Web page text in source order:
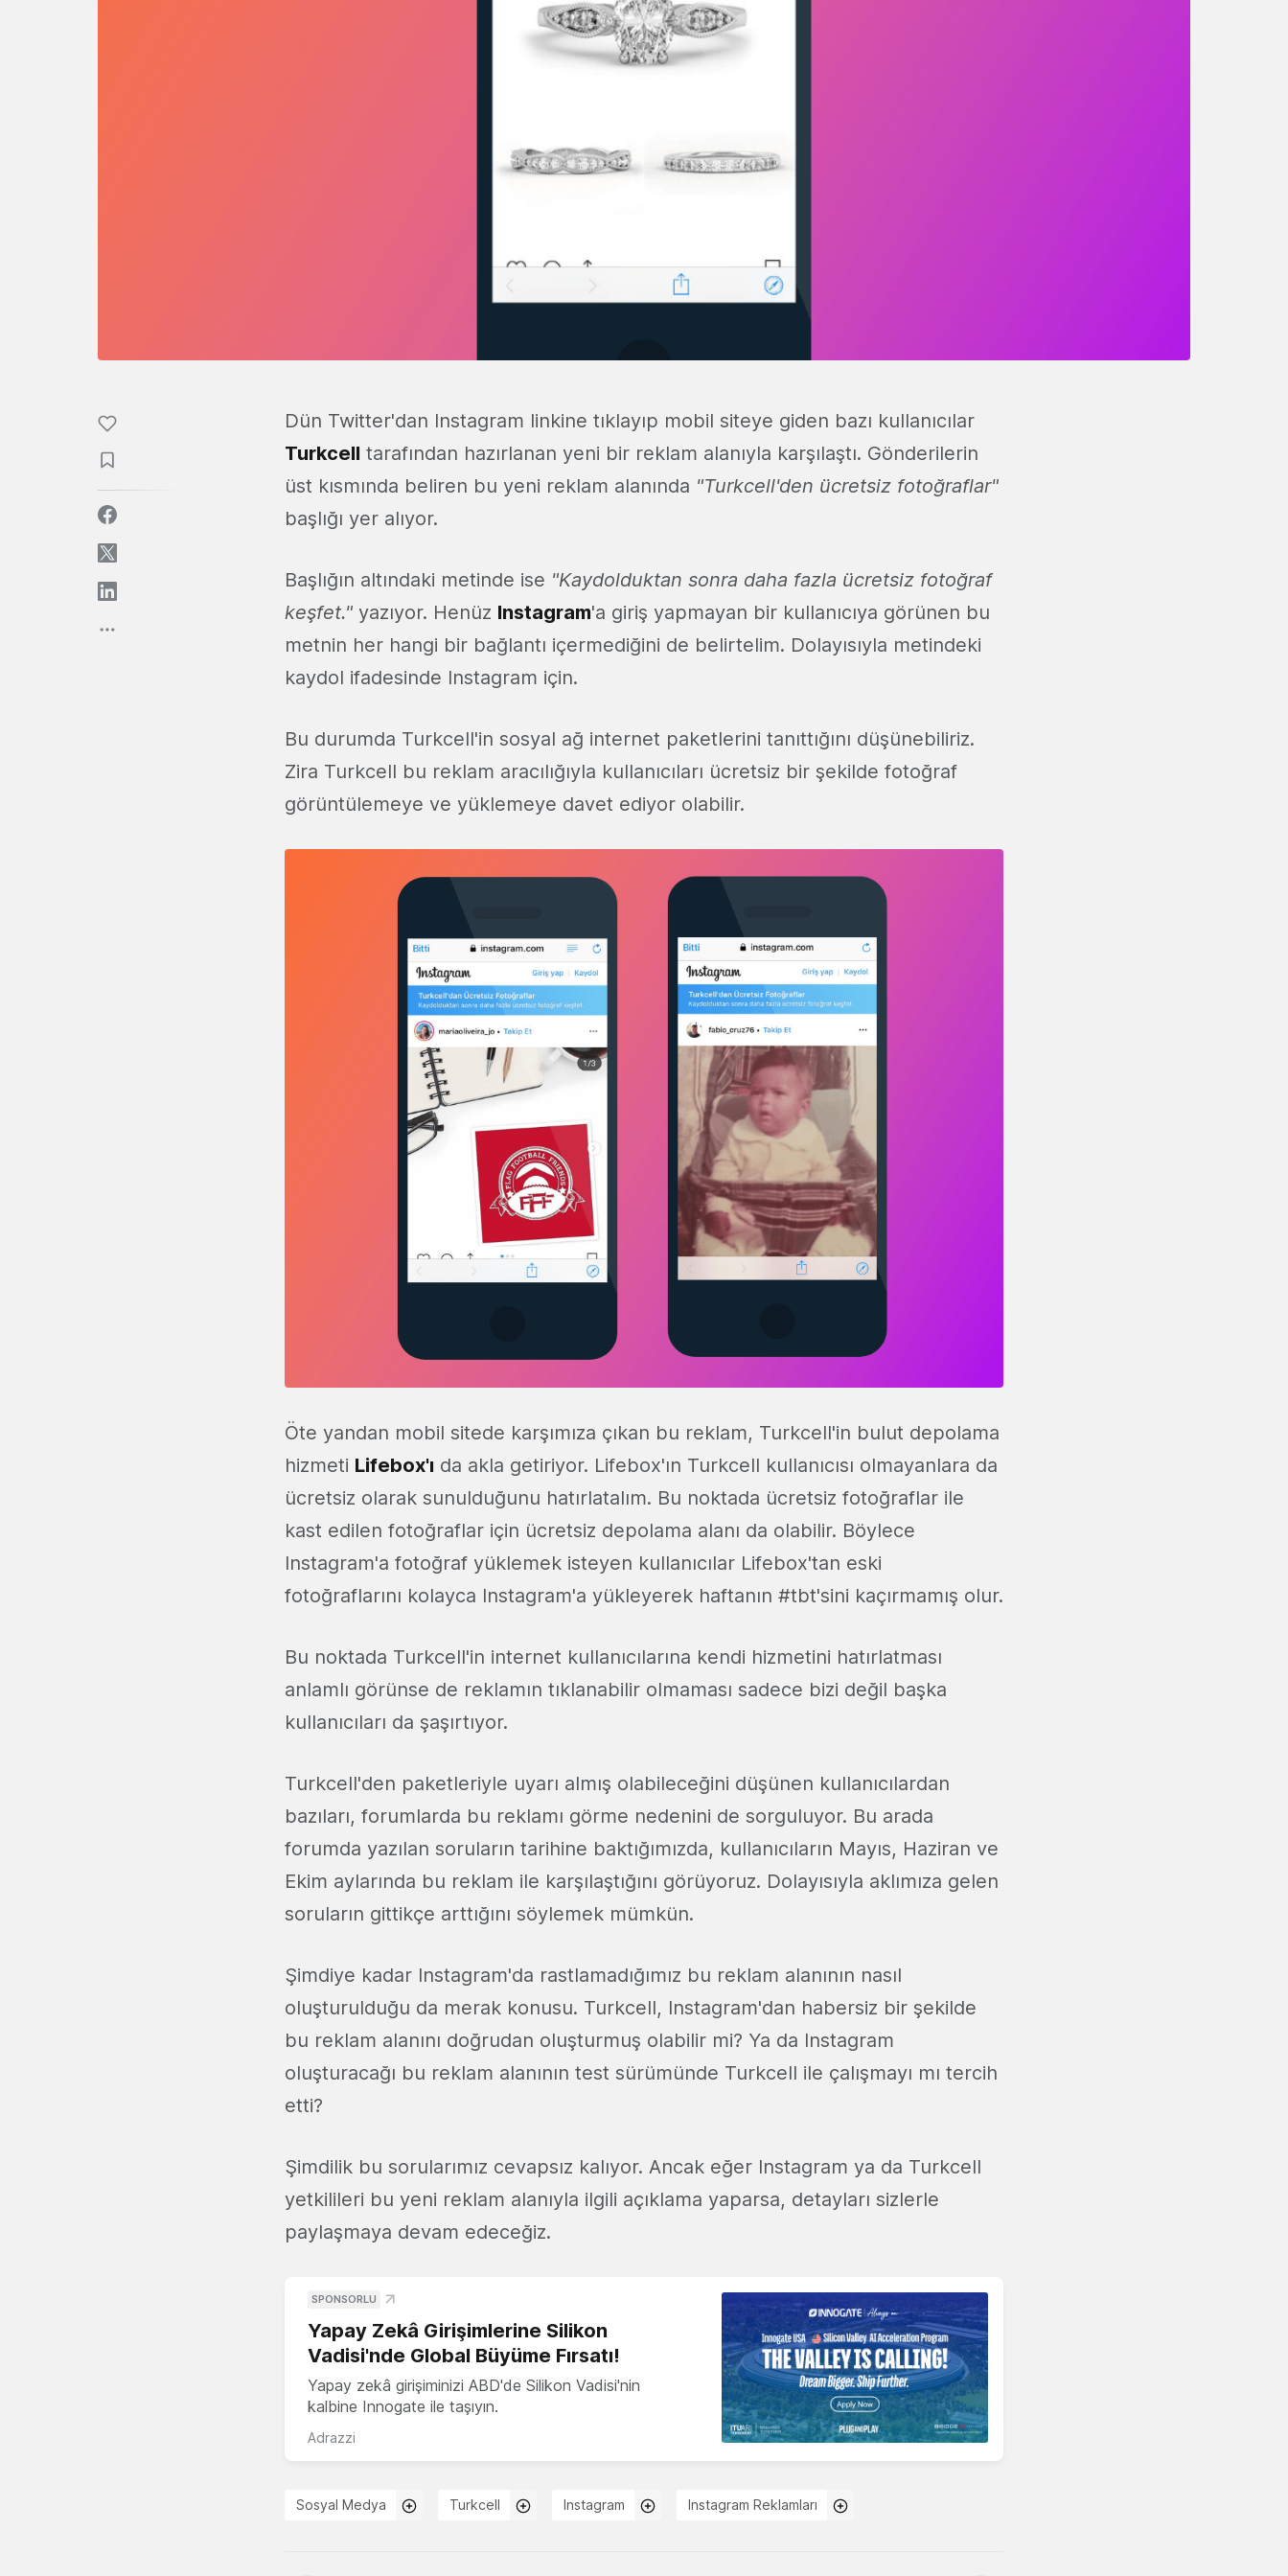
Dün Twitter'dan Instagram linkine tıklayıp mobil siteye giden bazı kullanıcılar
Turkcell tarafından hazırlanan yeni bir reklam alanıyla karşılaştı. Gönderilerin
üst kısmında beliren bu yeni reklam alanında "Turkcell'den ücretsiz fotoğraflar"
başlığı yer alıyor.
Başlığın altındaki metinde ise "Kaydolduktan sonra daha fazla ücretsiz fotoğraf
keşfet." yazıyor. Henüz Instagram'a giriş yapmayan bir kullanıcıya görünen bu
metnin her hangi bir bağlantı içermediğini de belirtelim. Dolayısıyla metindeki
kaydol ifadesinde Instagram için.
Bu durumda Turkcell'in sosyal ağ internet paketlerini tanıttığını düşünebiliriz.
Zira Turkcell bu reklam aracılığıyla kullanıcıları ücretsiz bir şekilde fotoğraf
görüntülemeye ve yüklemeye davet ediyor olabilir.
Öte yandan mobil sitede karşımıza çıkan bu reklam, Turkcell'in bulut depolama
hizmeti Lifebox'ı da akla getiriyor. Lifebox'ın Turkcell kullanıcısı olmayanlara da
ücretsiz olarak sunulduğunu hatırlatalım. Bu noktada ücretsiz fotoğraflar ile
kast edilen fotoğraflar için ücretsiz depolama alanı da olabilir. Böylece
Instagram'a fotoğraf yüklemek isteyen kullanıcılar Lifebox'tan eski
fotoğraflarını kolayca Instagram'a yükleyerek haftanın #tbt'sini kaçırmamış olur.
Bu noktada Turkcell'in internet kullanıcılarına kendi hizmetini hatırlatması
anlamlı görünse de reklamın tıklanabilir olmaması sadece bizi değil başka
kullanıcıları da şaşırtıyor.
Turkcell'den paketleriyle uyarı almış olabileceğini düşünen kullanıcılardan
bazıları, forumlarda bu reklamı görme nedenini de sorguluyor. Bu arada
forumda yazılan soruların tarihine baktığımızda, kullanıcıların Mayıs, Haziran ve
Ekim aylarında bu reklam ile karşılaştığını görüyoruz. Dolayısıyla aklımıza gelen
soruların gittikçe arttığını söylemek mümkün.
Şimdiye kadar Instagram'da rastlamadığımız bu reklam alanının nasıl
oluşturulduğu da merak konusu. Turkcell, Instagram'dan habersiz bir şekilde
bu reklam alanını doğrudan oluşturmuş olabilir mi? Ya da Instagram
oluşturacağı bu reklam alanının test sürümünde Turkcell ile çalışmayı mı tercih
etti?
Şimdilik bu sorularımız cevapsız kalıyor. Ancak eğer Instagram ya da Turkcell
yetkilileri bu yeni reklam alanıyla ilgili açıklama yaparsa, detayları sizlerle
paylaşmaya devam edeceğiz.
SPONSORLU
Yapay Zekâ Girişimlerine Silikon
Vadisi'nde Global Büyüme Fırsatı!
Yapay zekâ girişiminizi ABD'de Silikon Vadisi'nin
kalbine Innogate ile taşıyın.
Adrazzi
Sosyal Medya Turkcell Instagram Instagram Reklamları